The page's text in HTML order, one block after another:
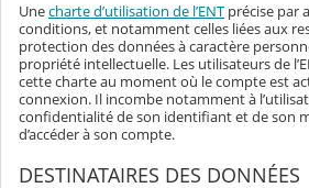
Unecharte d’utilisation de l’ENT précise par
conditions, et notamment celles liées aux
protection des données à caractère
propriété intellectuelle. Les utilisateurs de
cette charte au moment où le compte est
connexion. Il incombe notamment à
confidentialité de son identifiant et de son
d’accéder à son compte.
DESTINATAIRES DES DONNÉES